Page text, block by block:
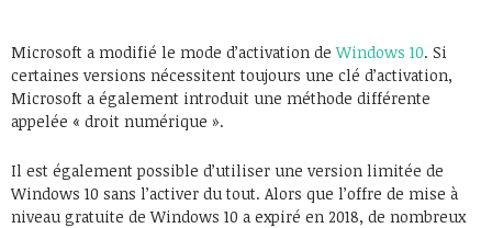
Microsoft a modifié le mode d’activation deWindows 10. Si
certaines versions nécessitent toujours une clé d’activation,
Microsoft a également introduit une méthode différente
appelée « droit numérique ».
Il est également possible d’utiliser une version limitée de
Windows 10 sans l’activer du tout. Alors que l’offre de mise à
niveau gratuite de Windows 10 a expiré en 2018, de nombreux